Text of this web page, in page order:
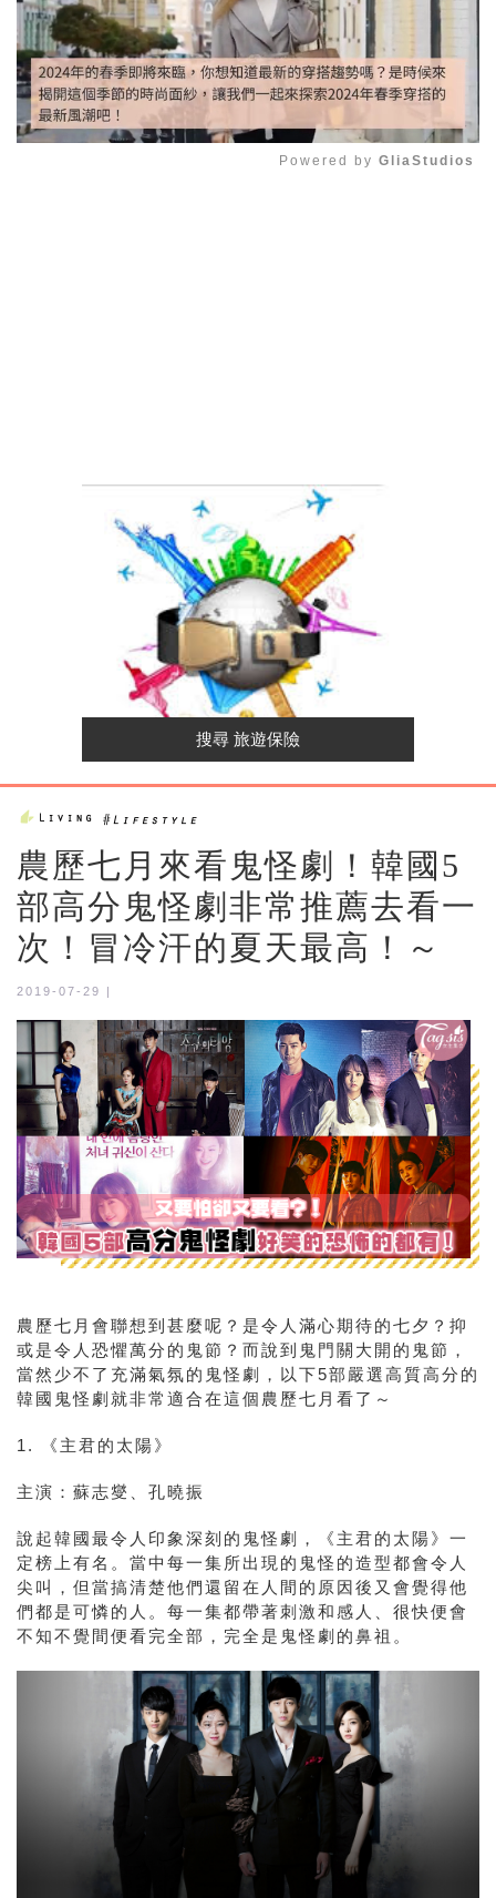
Powered by GliaStudios
農歷七月來看鬼怪劇！韓國5
部高分鬼怪劇非常推薦去看一
次！冒冷汗的夏天最高！～
2019-07-29 |
農歷七月會聯想到甚麼呢？是令人滿心期待的七夕？抑
或是令人恐懼萬分的鬼節？而說到鬼門關大開的鬼節，
當然少不了充滿氣氛的鬼怪劇，以下5部嚴選高質高分的
韓國鬼怪劇就非常適合在這個農歷七月看了～
1. 《主君的太陽》
主演：蘇志燮、孔曉振
說起韓國最令人印象深刻的鬼怪劇，《主君的太陽》一
定榜上有名。當中每一集所出現的鬼怪的造型都會令人
尖叫，但當搞清楚他們還留在人間的原因後又會覺得他
們都是可憐的人。每一集都帶著刺激和感人、很快便會
不知不覺間便看完全部，完全是鬼怪劇的鼻祖。